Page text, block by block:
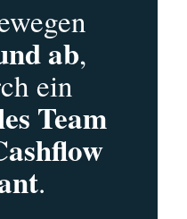
ab,
ein
Team
.